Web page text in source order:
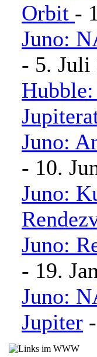
Orbit -
Juno:
- 5. Juli
Juno:
- 10.
Juno:
Juno:
- 19.
Juno:
Jupiter